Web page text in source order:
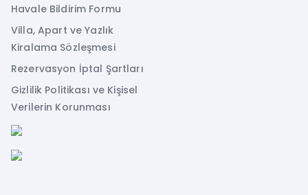
Havale Bildirim Formu
Villa, Apart ve Yazlık
Kiralama Sözleşmesi
Rezervasyon İptal Şartları
Gizlilik Politikası ve Kişisel
Verilerin Korunması